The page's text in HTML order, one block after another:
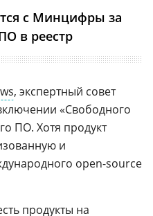
с Минцифры за
в реестр
, экспертный совет
«Свободного
ПО. Хотя продукт
и
open-source
продукты на